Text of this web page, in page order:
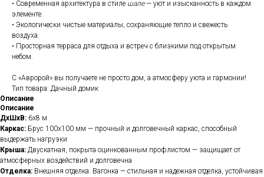
• Современная архитектура в стиле шале— уют и изысканность в каждом
элементе.
• Экологически чистые материалы, сохраняющие тепло и свежесть
воздуха.
• Просторная терраса для отдыха и встреч с близкими под открытым
небом.
С «Авророй» вы получаете не просто дом, а атмосферу уюта и гармонии!
Тип товара: Дачный домик
Описание
Описание
ДхШхВ: 6x8 м
Каркас: Брус 100x100 мм — прочный и долговечный каркас, способный
выдержать нагрузки
Крыша: Двускатная, покрыта оцинкованным профлистом — защищает от
атмосферных воздействий и долговечна
Отделка: Внешняя отделка: Вагонка — стильная и надежная отделка, устойчивая